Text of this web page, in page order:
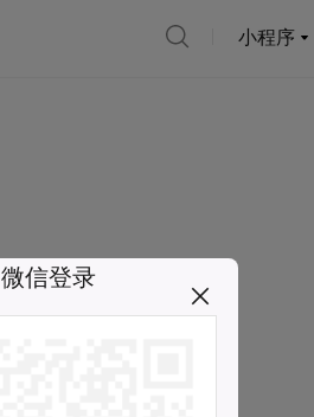
小程序
微信登录